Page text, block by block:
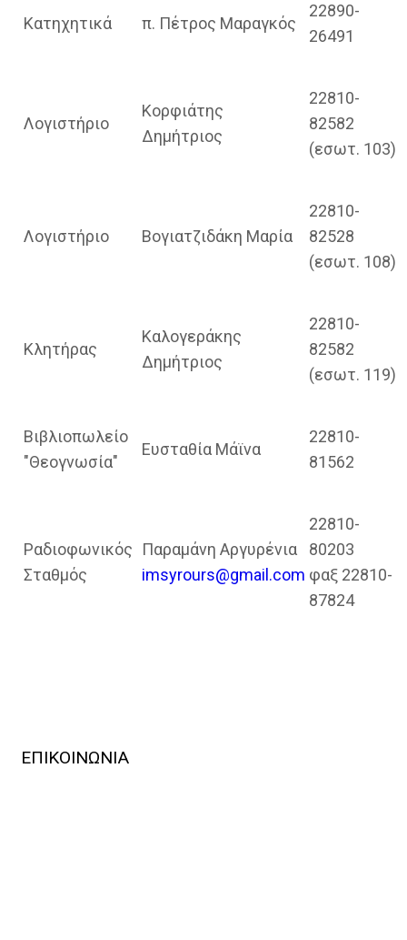
Κατηχητικά π. Πέτρος Μαραγκός
22890-
26491
Λογιστήριο
Κορφιάτης
Δημήτριος
22810-
82582
(εσωτ. 103)
Λογιστήριο Βογιατζιδάκη Μαρία
22810-
82528
(εσωτ. 108)
Κλητήρας
Καλογεράκης
Δημήτριος
22810-
82582
(εσωτ. 119)
Βιβλιοπωλείο
"Θεογνωσία"
Ευσταθία Μάϊνα
22810-
81562
Ραδιοφωνικός
Σταθμός
Παραμάνη Αργυρένια
imsyrours@gmail.com
22810-
80203
φαξ 22810-
87824
ΕΠΙΚΟΙΝΩΝΙΑ